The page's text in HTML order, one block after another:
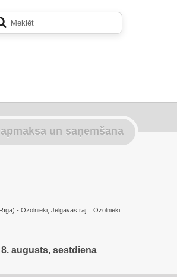
un saņemšana
- Ozolnieki, Jelgavas raj. : Ozolnieki
augusts, sestdiena